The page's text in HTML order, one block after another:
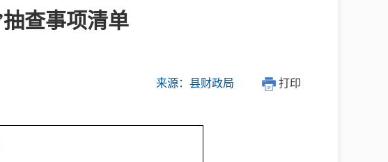
日 网上调查
查事项清单
来源：县财政局 打印